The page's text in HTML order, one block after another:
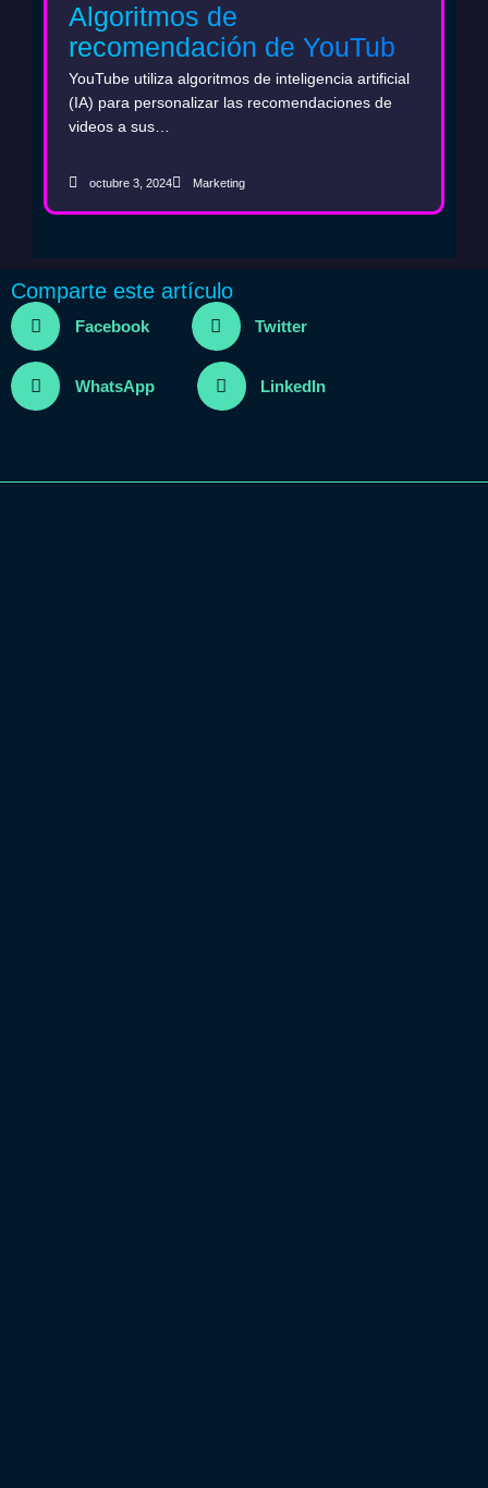
Algoritmos de
recomendación de YouTube
y marketing con AI: La clave
para aumentar la visibilidad
de tu marca
YouTube utiliza algoritmos de inteligencia artificial
(IA) para personalizar las recomendaciones de
videos a sus…
octubre 3, 2024 Marketing
Comparte este artículo
Facebook Twitter
WhatsApp LinkedIn